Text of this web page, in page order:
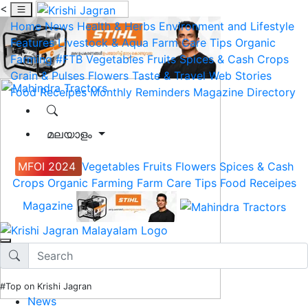
<
Home News Health & Herbs Environment and Lifestyle
Features Livestock & Aqua Farm Care Tips Organic
Farming #FTB Vegetables Fruits Spices & Cash Crops
Grain & Pulses Flowers Taste & Travel Web Stories
Food Receipes Monthly Reminders Magazine Directory
മലയാളം
MFOI 2024 Vegetables Fruits Flowers Spices & Cash
Crops Organic Farming Farm Care Tips Food Receipes
Magazine
#Top on Krishi Jagran
News